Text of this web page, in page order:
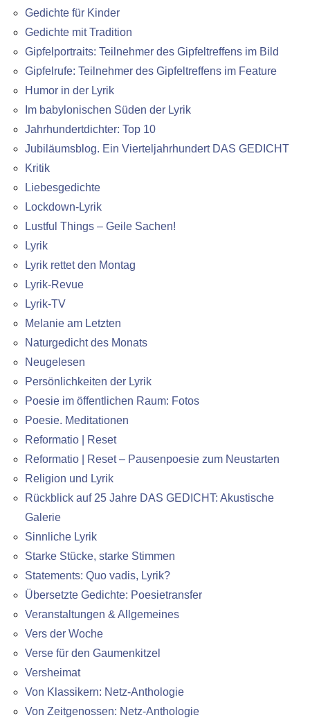
Gedichte für Kinder
Gedichte mit Tradition
Gipfelportraits: Teilnehmer des Gipfeltreffens im Bild
Gipfelrufe: Teilnehmer des Gipfeltreffens im Feature
Humor in der Lyrik
Im babylonischen Süden der Lyrik
Jahrhundertdichter: Top 10
Jubiläumsblog. Ein Vierteljahrhundert DAS GEDICHT
Kritik
Liebesgedichte
Lockdown-Lyrik
Lustful Things – Geile Sachen!
Lyrik
Lyrik rettet den Montag
Lyrik-Revue
Lyrik-TV
Melanie am Letzten
Naturgedicht des Monats
Neugelesen
Persönlichkeiten der Lyrik
Poesie im öffentlichen Raum: Fotos
Poesie. Meditationen
Reformatio | Reset
Reformatio | Reset – Pausenpoesie zum Neustarten
Religion und Lyrik
Rückblick auf 25 Jahre DAS GEDICHT: Akustische
Galerie
Sinnliche Lyrik
Starke Stücke, starke Stimmen
Statements: Quo vadis, Lyrik?
Übersetzte Gedichte: Poesietransfer
Veranstaltungen & Allgemeines
Vers der Woche
Verse für den Gaumenkitzel
Versheimat
Von Klassikern: Netz-Anthologie
Von Zeitgenossen: Netz-Anthologie